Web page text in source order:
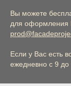
Вы можете
для оформления
Если у Вас есть
ежедневно с 9 до